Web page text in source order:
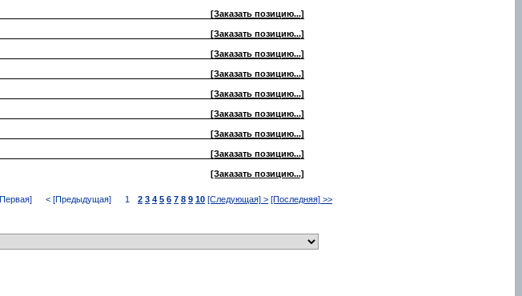
[Заказать позицию...]
[Заказать позицию...]
[Заказать позицию...]
[Заказать позицию...]
[Заказать позицию...]
[Заказать позицию...]
[Заказать позицию...]
[Заказать позицию...]
[Заказать позицию...]
< [Предыдущая] 1 2 3 4 5 6 7 8 9 10 [Следующая] > [Последняя] >>